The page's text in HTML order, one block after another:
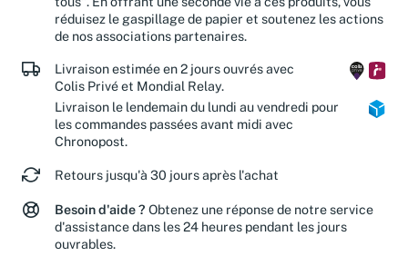
réduisez le gaspillage de papier et soutenez les actions
de nos associations partenaires.
Livraison estimée en 2 jours ouvrés avec
Colis Privé et Mondial Relay.
Livraison le lendemain du lundi au vendredi pour
les commandes passées avant midi avec
Chronopost.
Retours jusqu'à 30 jours après l'achat
Besoin d'aide ? Obtenez une réponse de notre service
d'assistance dans les 24 heures pendant les jours
ouvrables.